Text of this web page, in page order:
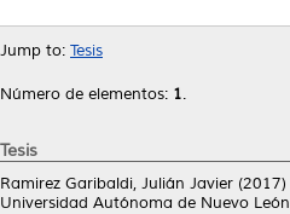
Jump to: Tesis
Número de elementos: 1.
Tesis
Ramirez Garibaldi, Julián Javier (2017)
Universidad Autónoma de Nuevo